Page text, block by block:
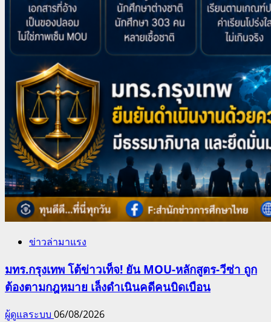
ข่าวล่ามาแรง
มทร.กรุงเทพ โต้ข่าวเท็จ! ยัน MOU-หลักสูตร-วีซ่า ถูก
ต้องตามกฎหมาย เล็งดำเนินคดีคนบิดเบือน
ผู้ดูแลระบบ 06/08/2026